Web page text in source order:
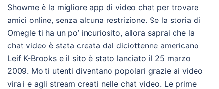
Showme è la migliore app di video chat per trovare
amici online, senza alcuna restrizione. Se la storia di
Omegle ti ha un po’ incuriosito, allora saprai che la
chat video è stata creata dal diciottenne americano
Leif K-Brooks e il sito è stato lanciato il 25 marzo
2009. Molti utenti diventano popolari grazie ai video
virali e agli stream creati nelle chat video. Le prime